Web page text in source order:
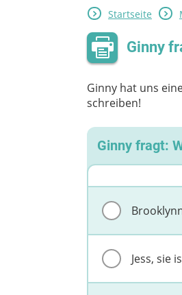
Startseite
Ginny
Ginny hat uns
schreiben!
Ginny fragt:
Jess, sie